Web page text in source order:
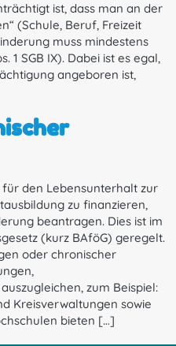
ist, dass man an der
(Schule, Beruf, Freizeit
muss mindestens
1 SGB IX). Dabei ist es egal,
angeboren ist,
den Lebensunterhalt zur
zu finanzieren,
beantragen. Dies ist im
(kurz BAföG) geregelt.
oder chronischer
zum Beispiel:
Kreisverwaltungen sowie
bieten […]